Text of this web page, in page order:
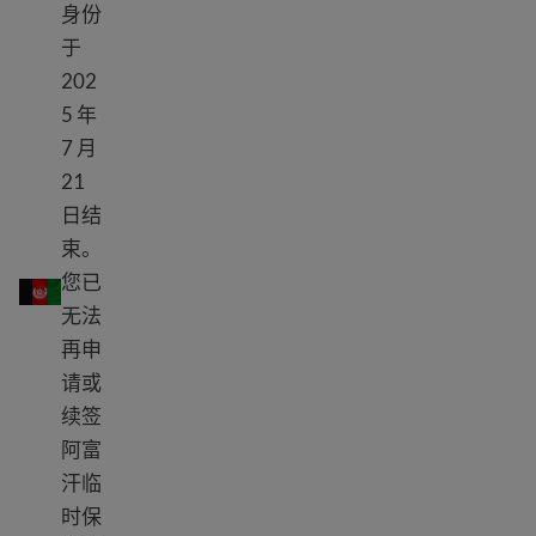
TPS Afghanistan
身份
于
202
5 年
7 月
21
日结
束。
您已
无法
再申
请或
续签
阿富
汗临
时保